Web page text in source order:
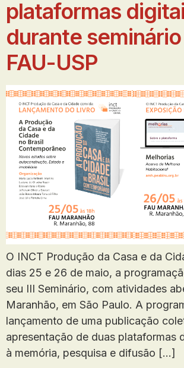
plataformas
durante seminário
FAU-USP
O INCT Produção da Casa e da
dias 25 e 26 de maio, a
seu III Seminário, com atividades
Maranhão, em São Paulo. A
lançamento de uma publicação
apresentação de duas plataformas
à memória, pesquisa e difusão […]